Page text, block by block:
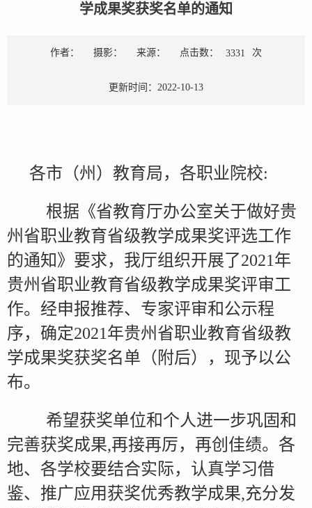
学成果奖获奖名单的通知
作者： 摄影： 来源： 点击数： 3331 次
更新时间：2022-10-13
各市（州）教育局，各职业院校:
根据《省教育厅办公室关于做好贵
州省职业教育省级教学成果奖评选工作
的通知》要求，我厅组织开展了2021年
贵州省职业教育省级教学成果奖评审工
作。经申报推荐、专家评审和公示程
序，确定2021年贵州省职业教育省级教
学成果奖获奖名单（附后），现予以公
布。
希望获奖单位和个人进一步巩固和
完善获奖成果,再接再厉，再创佳绩。各
地、各学校要结合实际，认真学习借
鉴、推广应用获奖优秀教学成果,充分发